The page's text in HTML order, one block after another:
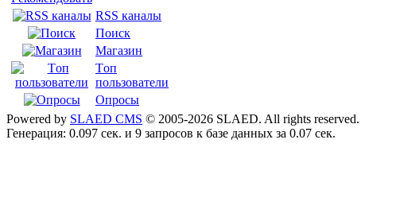
RSS каналы
Поиск
Магазин
Tоп
пользователи
Опросы
Powered by SLAED CMS © 2005-2026 SLAED. All rights reserved.
Генерация: 0.097 сек. и 9 запросов к базе данных за 0.07 сек.